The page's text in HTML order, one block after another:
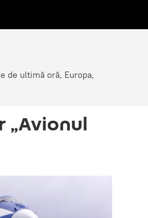
de ultimă oră, Europa,
„Avionul